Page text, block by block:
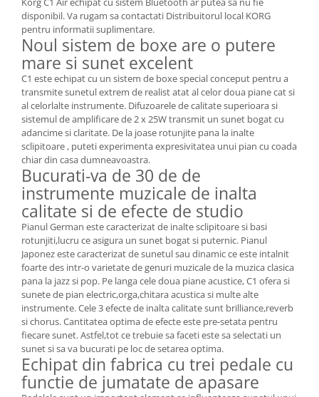
disponibil. Va rugam sa contactati Distribuitorul local KORG
pentru informatii suplimentare.
Noul sistem de boxe are o putere
mare si sunet excelent
C1 este echipat cu un sistem de boxe special conceput pentru a
transmite sunetul extrem de realist atat al celor doua piane cat si
al celorlalte instrumente. Difuzoarele de calitate superioara si
sistemul de amplificare de 2 x 25W transmit un sunet bogat cu
adancime si claritate. De la joase rotunjite pana la inalte
sclipitoare , puteti experimenta expresivitatea unui pian cu coada
chiar din casa dumneavoastra.
Bucurati-va de 30 de de
instrumente muzicale de inalta
calitate si de efecte de studio
Pianul German este caracterizat de inalte sclipitoare si basi
rotunjiti,lucru ce asigura un sunet bogat si puternic. Pianul
Japonez este caracterizat de sunetul sau dinamic ce este intalnit
foarte des intr-o varietate de genuri muzicale de la muzica clasica
pana la jazz si pop. Pe langa cele doua piane acustice, C1 ofera si
sunete de pian electric,orga,chitara acustica si multe alte
instrumente. Cele 3 efecte de inalta calitate sunt brilliance,reverb
si chorus. Cantitatea optima de efecte este pre-setata pentru
fiecare sunet. Astfel,tot ce trebuie sa faceti este sa selectati un
sunet si sa va bucurati pe loc de setarea optima.
Echipat din fabrica cu trei pedale cu
functie de jumatate de apasare